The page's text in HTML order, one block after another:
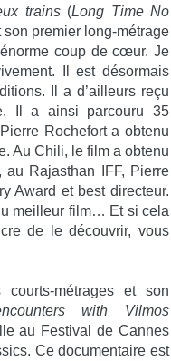
trains(Long Time No
premier long-métrage
coup de cœur. Je
Il est désormais
Il a d’ailleurs reçu
Il a ainsi parcouru 35
Rochefort a obtenu
Au Chili, le film a obtenu
Rajasthan IFF, Pierre
Award et best directeur.
meilleur film… Et si cela
de le découvrir, vous
métrages et son
with Vilmos
au Festival de Cannes
Ce documentaire est